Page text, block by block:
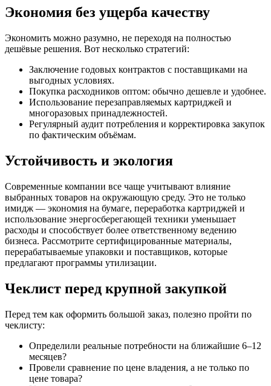
Экономия без ущерба качеству
Экономить можно разумно, не переходя на полностью
дешёвые решения. Вот несколько стратегий:
Заключение годовых контрактов с поставщиками на
выгодных условиях.
Покупка расходников оптом: обычно дешевле и удобнее.
Использование перезаправляемых картриджей и
многоразовых принадлежностей.
Регулярный аудит потребления и корректировка закупок
по фактическим объёмам.
Устойчивость и экология
Современные компании все чаще учитывают влияние
выбранных товаров на окружающую среду. Это не только
имидж — экономия на бумаге, переработка картриджей и
использование энергосберегающей техники уменьшает
расходы и способствует более ответственному ведению
бизнеса. Рассмотрите сертифицированные материалы,
перерабатываемые упаковки и поставщиков, которые
предлагают программы утилизации.
Чеклист перед крупной закупкой
Перед тем как оформить большой заказ, полезно пройти по
чеклисту:
Определили реальные потребности на ближайшие 6–12
месяцев?
Провели сравнение по цене владения, а не только по
цене товара?